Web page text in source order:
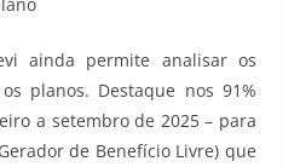
ainda permite analisar os
planos. Destaque nos 91%
a setembro de 2025 – para
de Benefício Livre) que